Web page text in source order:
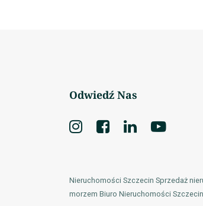
Odwiedź Nas
Nieruchomości Szczecin Sprzedaż
morzem Biuro Nieruchomości